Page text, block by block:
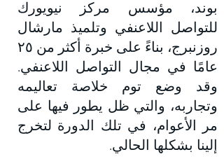
بوند، مؤسس مركز نيويورك
للتواصل اللاعنفي وتلميذ مارشال
روزنبرج، بناءً على خبرة أكثر من ٢٥
عامًا في مجال التواصل اللاعنفي.
وقد وضع توم خلاصة تعاليمه
وتجاربه، والتي ظل يطور فيها على
مر الأعوام، في تلك الدورة لتخرج
إلينا بشكلها الحالي.